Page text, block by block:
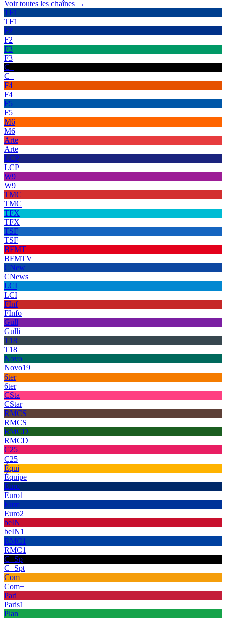
Voir toutes les chaînes →
TF1
TF1
F2
F2
F3
F3
C+
C+
F4
F4
F5
F5
M6
M6
Arte
Arte
LCP
LCP
W9
W9
TMC
TMC
TFX
TFX
TSF
TSF
BFMT
BFMTV
CNew
CNews
LCI
LCI
FInf
FInfo
Gull
Gulli
T18
T18
Novo
Novo19
6ter
6ter
CSta
CStar
RMCS
RMCS
RMCD
RMCD
C25
C25
Équi
Équipe
Euro
Euro1
Euro
Euro2
beIN
beIN1
RMC1
RMC1
C+Sp
C+Spt
Com+
Com+
Pari
Paris1
Plan